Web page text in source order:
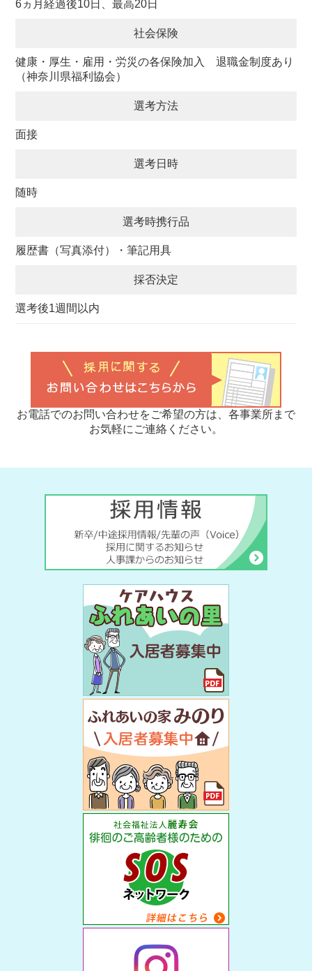
6ヵ月経過後10日、最高20日
社会保険
健康・厚生・雇用・労災の各保険加入 退職金制度あり
（神奈川県福利協会）
選考方法
面接
選考日時
随時
選考時携行品
履歴書（写真添付）・筆記用具
採否決定
選考後1週間以内
お電話でのお問い合わせをご希望の方は、各事業所まで
お気軽にご連絡ください。